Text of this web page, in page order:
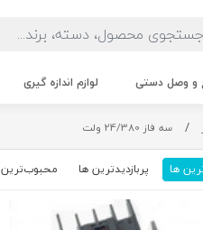
و وصل دستی لوازم اندازه گیری
/ سه فاز 24/380 ولت
ها پربازدیدترین ها محبوب‌‌ترین